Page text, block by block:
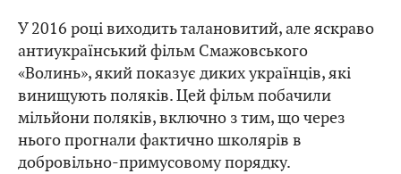
У 2016 році виходить талановитий, але яскраво
антиукраїнський фільм Смажовського
«Волинь», який показує диких українців, які
винищують поляків. Цей фільм побачили
мільйони поляків, включно з тим, що через
нього прогнали фактично школярів в
добровільно-примусовому порядку.